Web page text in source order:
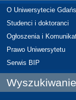
O Uniwersytecie
Studenci i doktoranci
Ogłoszenia i
Prawo Uniwersytetu
Serwis BIP
Wyszukiwanie